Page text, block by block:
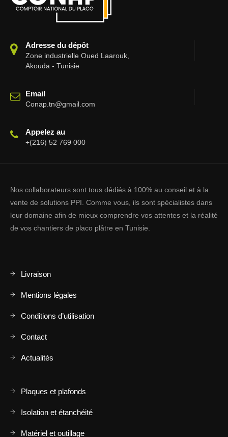
Adresse du dépôt
Zone industrielle Oued Laarouk,
Akouda - Tunisie
Email
Conap.tn@gmail.com
Appelez au
+(216) 52 769 000
Nos collaborateurs sont tous dédiés à 100% au conseil et à la
vente de solutions PPI. Comme vous, ils sont spécialistes dans
leur domaine afin de mieux comprendre vos attentes et la réalité
de vos chantiers de placo plâtre en Tunisie.
Livraison
Mentions légales
Conditions d’utilisation
Contact
Actualités
Plaques et plafonds
Isolation et étanchéité
Matériel et outillage